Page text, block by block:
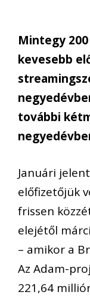
Mintegy
kevesebb
további
Januári
előfizetőjük
frissen
elejétől
– amikor a
Az Adam-
221,64